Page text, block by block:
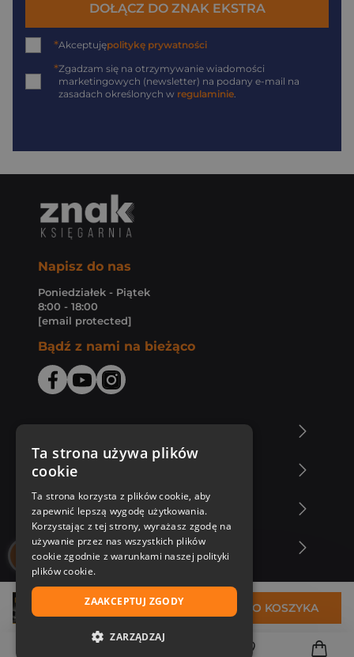
32,94 zł DO KOSZYKA
DOŁĄCZ DO ZNAK EKSTRA
*Akceptujępolitykę prywatności
*Zgadzam się na otrzymywanie wiadomości
marketingowych (newsletter) na podany e-mail na
zasadach określonych w regulaminie.
Napisz do nas
Poniedziałek - Piątek
8:00 - 18:00
[email protected]
Bądź z nami na bieżąco
Zakupy u nas
Nasza oferta
Nasi autorzy
Ta strona używa plików
cookie
Ta strona korzysta z plików cookie, aby
zapewnić lepszą wygodę użytkowania.
Korzystając z tej strony, wyrażasz zgodę na
używanie przez nas wszystkich plików
cookie zgodnie z warunkami naszej polityki
plików cookie.
ZAAKCEPTUJ ZGODY
ZARZĄDZAJ